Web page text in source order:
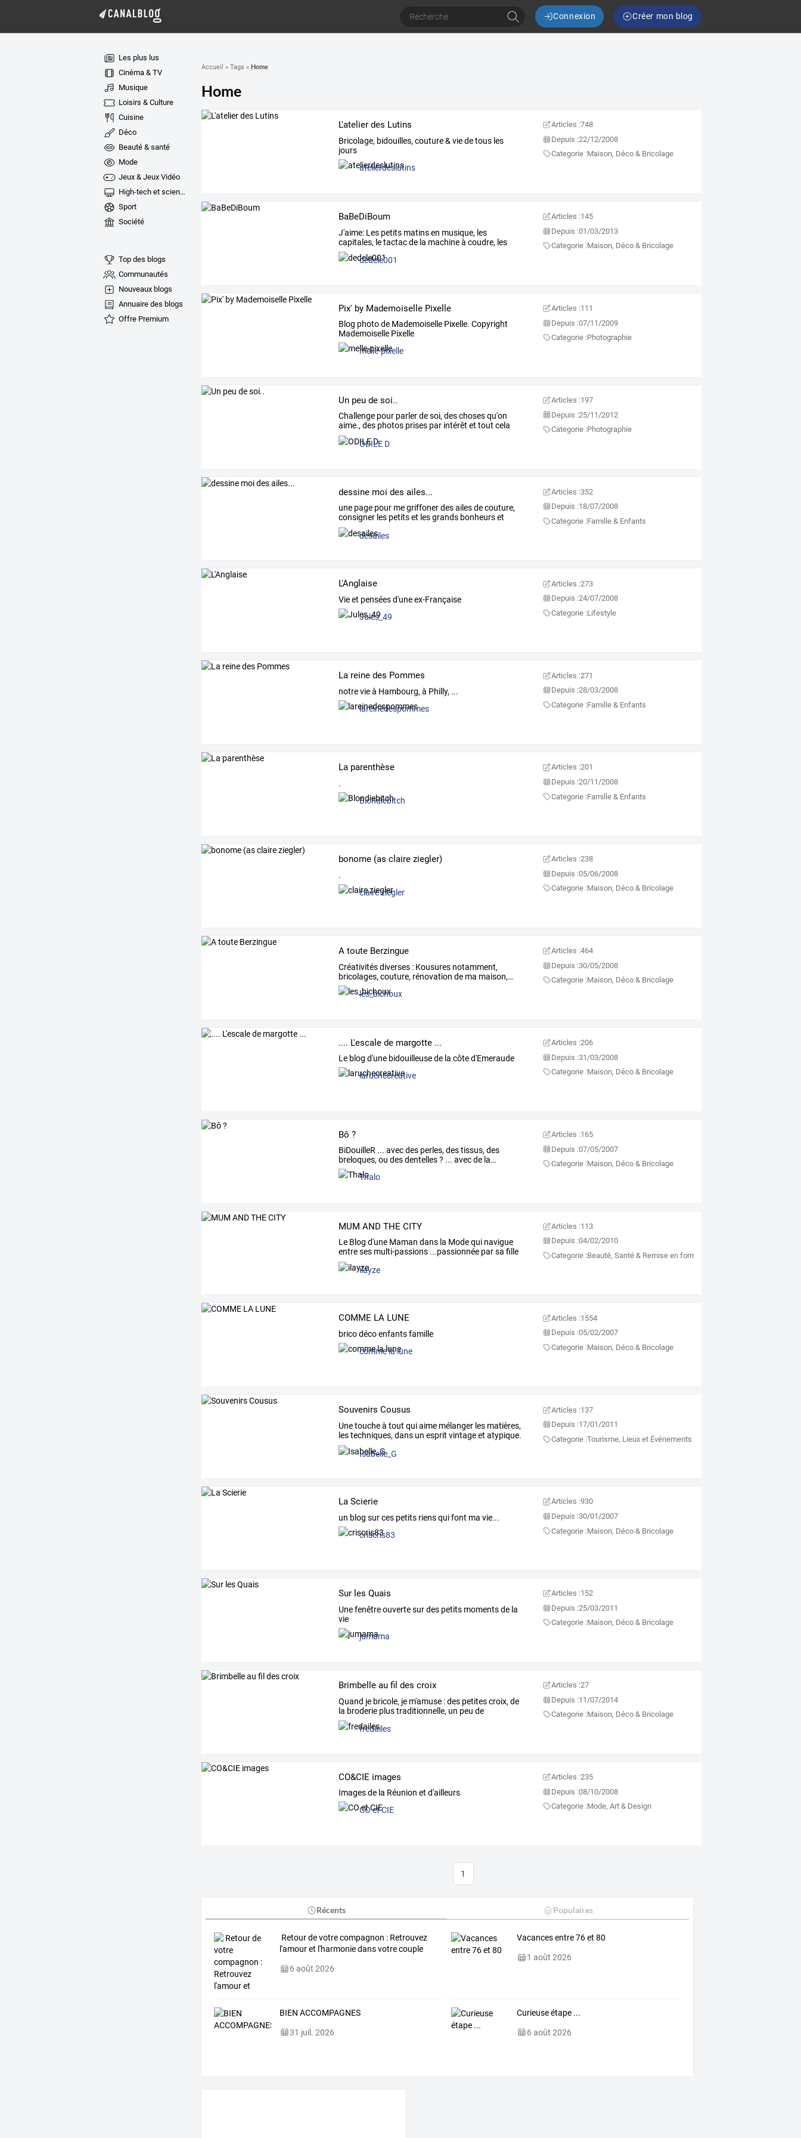
Connexion Créer mon blog
Les plus lus
Cinéma & TV
Musique
Loisirs & Culture
Cuisine
Déco
Beauté & santé
Mode
Jeux & Jeux Vidéo
High-tech et sciences
Sport
Société
Top des blogs
Communautés
Nouveaux blogs
Annuaire des blogs
Offre Premium
Accueil » Tags » Home
Home
L'atelier des Lutins
Bricolage, bidouilles, couture & vie de tous les
jours
atelierdeslutins
Articles :748
Depuis :22/12/2008
Categorie :Maison, Déco & Bricolage
BaBeDiBoum
J'aime: Les petits matinsen musique, les
capitales, letactacde la machineà coudre, les
seances
dedele001
Articles :145
Depuis :01/03/2013
Categorie :Maison, Déco & Bricolage
Pix' by Mademoiselle Pixelle
Blog photo de Mademoiselle Pixelle. Copyright
Mademoiselle Pixelle
melle-pixelle
Articles :111
Depuis :07/11/2009
Categorie :Photographie
Un peu de soi..
Challenge pour parlerdesoi,deschosesqu'on
aime.,des photos prises par intérêt et tout cela
d'après
ODILE D
Articles :197
Depuis :25/11/2012
Categorie :Photographie
dessine moi des ailes...
une page pour megriffonerdesailesdecouture,
consigner les petitset lesgrands bonheurset
parfois
desailes
Articles :352
Depuis :18/07/2008
Categorie :Famille & Enfants
L'Anglaise
Vie et pensées d'une ex-Française
Jules_49
Articles :273
Depuis :24/07/2008
Categorie :Lifestyle
La reine des Pommes
notre vie à Hambourg, à Philly, ...
lareinedespommes
Articles :271
Depuis :28/03/2008
Categorie :Famille & Enfants
La parenthèse
.
Blondiebitch
Articles :201
Depuis :20/11/2008
Categorie :Famille & Enfants
bonome (as claire ziegler)
.
claire ziegler
Articles :238
Depuis :05/06/2008
Categorie :Maison, Déco & Bricolage
A toute Berzingue
Créativitésdiverses : Kousures notamment,
bricolages, couture, rénovation de ma maison,…
les_bichoux
Articles :464
Depuis :30/05/2008
Categorie :Maison, Déco & Bricolage
.... L'escale de margotte ...
Le blog d'une bidouilleuse de la côte d'Emeraude
laruchecreative
Articles :206
Depuis :31/03/2008
Categorie :Maison, Déco & Bricolage
Bô ?
BiDouilleR ... avecdes perles,destissus,des
breloques,ou desdentelles? ... avecde la…
Thalo
Articles :165
Depuis :07/05/2007
Categorie :Maison, Déco & Bricolage
MUM AND THE CITY
Le Blog d'une Maman dans la Modequi navigue
entreses multi-passions ...passionnée parsa fille
qui
ilayze
Articles :113
Depuis :04/02/2010
Categorie :Beauté, Santé & Remise en forme
COMME LA LUNE
brico déco enfants famille
comme la lune
Articles :1554
Depuis :05/02/2007
Categorie :Maison, Déco & Bricolage
Souvenirs Cousus
Unetoucheà tout quiaime mélanger les matières,
lestechniques, dans un esprit vintageet atypique.
…
Isabelle_G
Articles :137
Depuis :17/01/2011
Categorie :Tourisme, Lieux et Événements
La Scierie
un blog sur ces petits riens qui font ma vie...
criscris83
Articles :930
Depuis :30/01/2007
Categorie :Maison, Déco & Bricolage
Sur les Quais
Une fenêtre ouverte sur des petits moments de la
vie
jumama
Articles :152
Depuis :25/03/2011
Categorie :Maison, Déco & Bricolage
Brimbelle au fil des croix
Quand je bricole, je m'amuse :des petitescroix, de
la broderie plustraditionnelle, un peu de
cartonnage,
fredailes
Articles :27
Depuis :11/07/2014
Categorie :Maison, Déco & Bricolage
CO&CIE images
Images de la Réunion et d'ailleurs
CO et CIE
Articles :235
Depuis :08/10/2008
Categorie :Mode, Art & Design
1
Récents Populaires
Retour de votre compagnon : Retrouvez
l'amour et l'harmonie dans votre couple
6 août 2026
Vacances entre 76 et 80
1 août 2026
BIEN ACCOMPAGNES
31 juil. 2026
Curieuse étape ...
6 août 2026